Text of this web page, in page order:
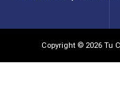
Copyright © 2026 Tu